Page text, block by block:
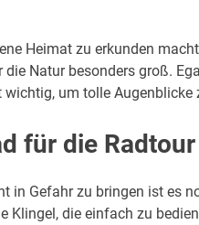
Heimat zu erkunden
Natur besonders groß.
um tolle Augenblicke
für die Radtour
in Gefahr zu bringen ist es
Klingel, die einfach zu